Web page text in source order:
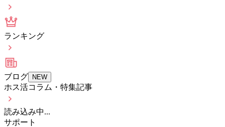
ランキング
ブログ NEW
ホス活コラム・特集記事
読み込み中...
サポート